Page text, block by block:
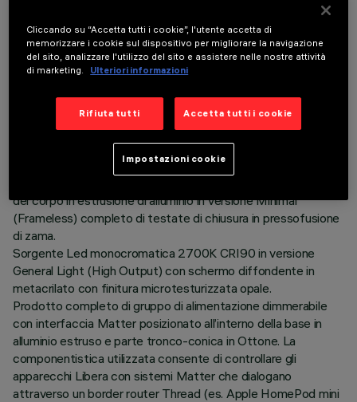
ULTIMO AGGIORNAMENTO: 07/08/2026
del corpo in estrusione di alluminio in versione Minimal
(Frameless) completo di testate di chiusura in pressofusione
di zama.
Sorgente Led monocromatica 2700K CRI90 in versione
General Light (High Output) con schermo diffondente in
metacrilato con finitura microtesturizzata opale.
Prodotto completo di gruppo di alimentazione dimmerabile
con interfaccia Matter posizionato all’interno della base in
alluminio estruso e parte tronco-conica in Ottone. La
componentistica utilizzata consente di controllare gli
apparecchi Libera con sistemi Matter che dialogano
attraverso un border router Thread (es. Apple HomePod mini
Cliccando su “Accetta tutti i cookie”, l'utente accetta di
memorizzare i cookie sul dispositivo per migliorare la navigazione
del sito, analizzare l'utilizzo del sito e assistere nelle nostre attività
di marketing.
Ulteriori informazioni
Rifiuta tutti Accetta tutti i cookie
Impostazioni cookie